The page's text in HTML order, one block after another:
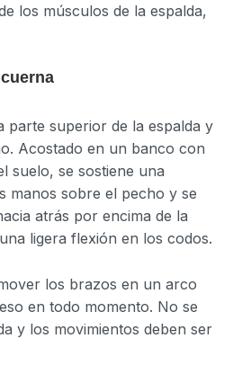
los músculos de la espalda,
parte superior de la espalda y
Acostado en un banco con
suelo, se sostiene una
manos sobre el pecho y se
atrás por encima de la
ligera flexión en los codos.
los brazos en un arco
en todo momento. No se
y los movimientos deben ser